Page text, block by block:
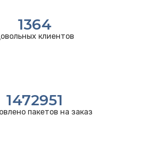
1364
клиентов
1472951
пакетов на заказ